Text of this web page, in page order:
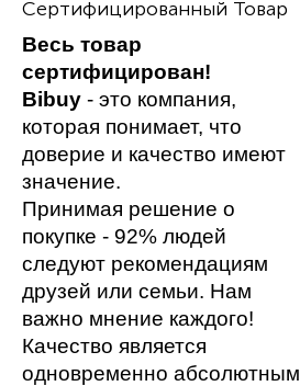
Сертифицированный Товар
Весь товар
сертифицирован!
Bibuy - это компания,
которая понимает, что
доверие и качество имеют
значение.
Принимая решение о
покупке - 92% людей
следуют рекомендациям
друзей или семьи. Нам
важно мнение каждого!
Качество является
одновременно абсолютным